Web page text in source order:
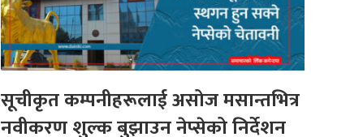
सूचीकृत कम्पनीहरूलाई असोज मसान्तभित्र
नवीकरण शुल्क बुझाउन नेप्सेको निर्देशन